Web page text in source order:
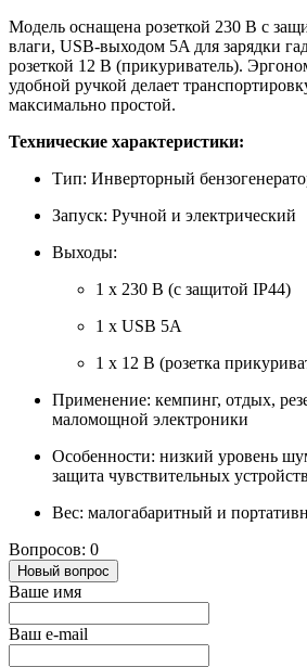
Модель оснащена розеткой 230 В с
влаги, USB-выходом 5A для зарядки
розеткой 12 В (прикуриватель).
удобной ручкой делает
максимально простой.
Технические характеристики:
Тип: Инверторный
Запуск: Ручной и электрический
Выходы:
1 х 230 В (с защитой IP44)
1 х USB 5A
1 х 12 В (розетка
Применение: кемпинг, отдых,
маломощной электроники
Особенности: низкий уровень
защита чувствительных устройств
Вес: малогабаритный и
Вопросов: 0
Новый вопрос
Ваше имя
Ваш e-mail